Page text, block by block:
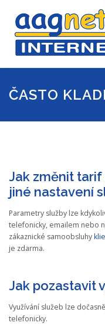
obsah
ÚVOD INTERNET
ČASTO
Jak změnit tarif
jiné nastavení
Parametry služby lze
telefonicky, emailem nebo
zákaznické samoobsluhy
je zdarma.
Jak pozastavit
Využívání služeb lze
telefonicky.